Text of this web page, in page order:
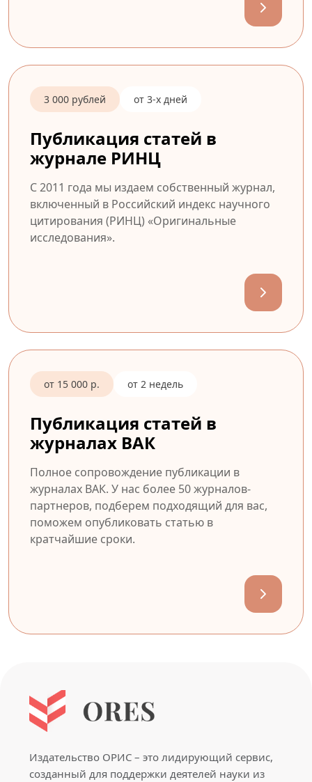
3 000 рублей от 3-х дней
Публикация статей в
журнале РИНЦ
С 2011 года мы издаем собственный журнал,
включенный в Российский индекс научного
цитирования (РИНЦ) «Оригинальные
исследования».
от 15 000 р. от 2 недель
Публикация статей в
журналах ВАК
Полное сопровождение публикации в
журналах ВАК. У нас более 50 журналов-
партнеров, подберем подходящий для вас,
поможем опубликовать статью в
кратчайшие сроки.
Издательство ОРИС – это лидирующий сервис,
созданный для поддержки деятелей науки из